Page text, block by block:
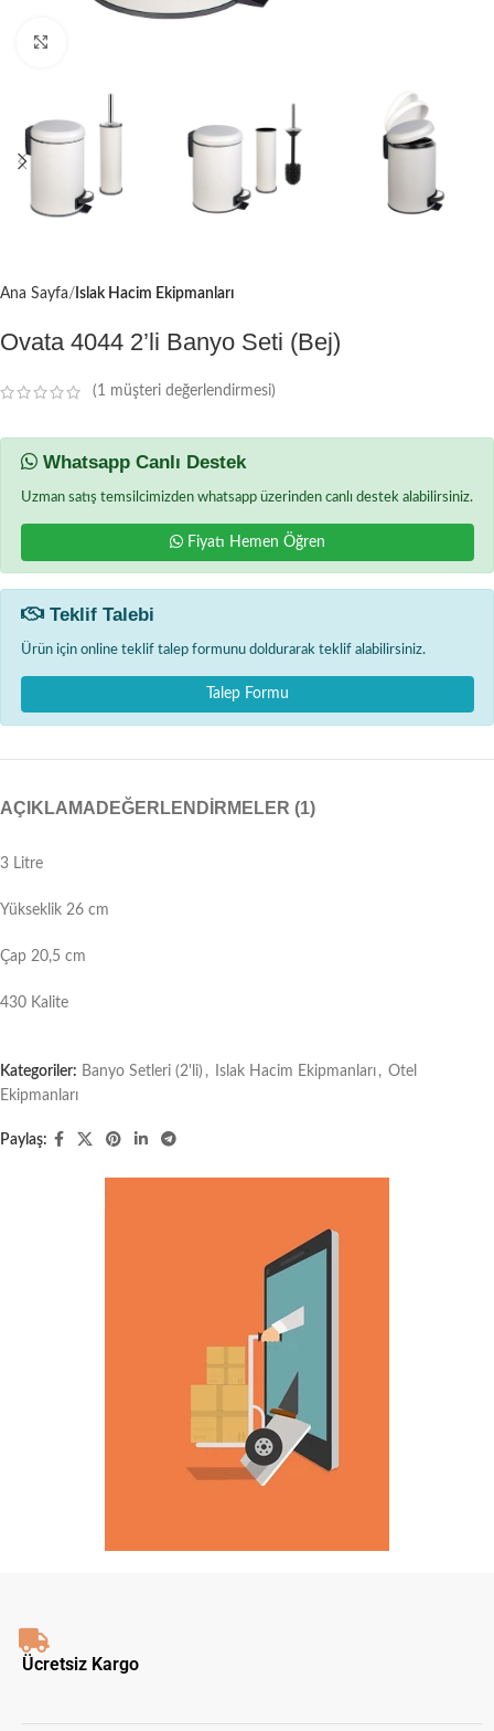
Ana Sayfa Islak Hacim Ekipmanları
Ovata 4044 2’li Banyo Seti (Bej)
(1 müşteri değerlendirmesi)
Whatsapp Canlı Destek
Uzman satış temsilcimizden whatsapp üzerinden canlı destek alabilirsiniz.
Fiyatı Hemen Öğren
Teklif Talebi
Ürün için online teklif talep formunu doldurarak teklif alabilirsiniz.
Talep Formu
AÇIKLAMA DEĞERLENDIRMELER (1)
3 Litre
Yükseklik 26 cm
Çap 20,5 cm
430 Kalite
Kategoriler: Banyo Setleri (2'li) , Islak Hacim Ekipmanları , Otel
Ekipmanları
Paylaş:
Ücretsiz Kargo